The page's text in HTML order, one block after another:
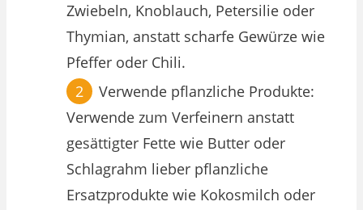
Zwiebeln, Knoblauch, Petersilie oder
Thymian, anstatt scharfe Gewürze wie
Pfeffer oder Chili.
Verwende pflanzliche Produkte:
Verwende zum Verfeinern anstatt
gesättigter Fette wie Butter oder
Schlagrahm lieber pflanzliche
Ersatzprodukte wie Kokosmilch oder